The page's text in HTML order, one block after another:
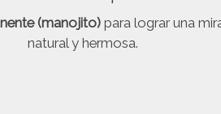
(manojito)para lograr una
natural y hermosa.